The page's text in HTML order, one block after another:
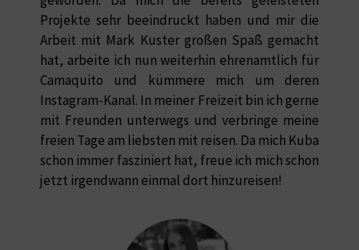
Projekte sehr beeindruckt haben und mir die
Arbeit mit Mark Kuster großen Spaß gemacht
hat, arbeite ich nun weiterhin ehrenamtlich für
Camaquito und kümmere mich um deren
Instagram-Kanal. In meiner Freizeit bin ich gerne
mit Freunden unterwegs und verbringe meine
freien Tage am liebsten mit reisen. Da mich Kuba
schon immer fasziniert hat, freue ich mich schon
jetzt irgendwann einmal dort hinzureisen!